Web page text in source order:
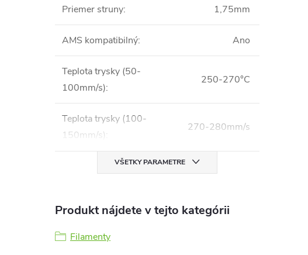
Priemer struny: 1,75mm
AMS kompatibilný: Ano
Teplota trysky (50-
100mm/s):
250-270°C
Teplota trysky (100-
150mm/s):
270-280mm/s
VŠETKY PARAMETRE
Produkt nájdete v tejto kategórii
Filamenty